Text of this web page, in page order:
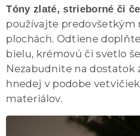
Tóny zlaté, strieborné či
používajte predovšetkým
plochách. Odtiene
bielu, krémovú či svetlo
Nezabudnite na dostatok
hnedej v podobe
materiálov.